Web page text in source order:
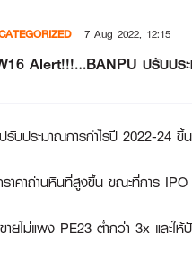
7 Aug 2022, 12:15
Alert!!!…BANPU ปรับปร
ปรับประมาณการกำไรปี 2022-24
ราคาถ่านหินที่สูงขึ้น ขณะที่การ
ายไม่แพง PE23 ต่ำกว่า 3x และใ